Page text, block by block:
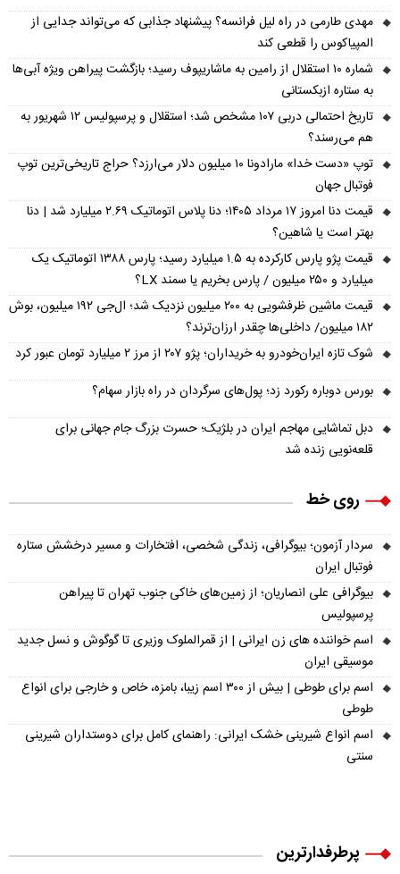
مهدی طارمی در راه لیل فرانسه؟ پیشنهاد جذابی که می‌تواند جدایی از
المپیاکوس را قطعی کند
شماره ۱۰ استقلال از رامین به ماشاریپوف رسید؛ بازگشت پیراهن ویژه آبی‌ها
به ستاره ازبکستانی
تاریخ احتمالی دربی ۱۰۷ مشخص شد؛ استقلال و پرسپولیس ۱۲ شهریور به
هم می‌رسند؟
توپ «دست خدا» مارادونا ۱۰ میلیون دلار می‌ارزد؟ حراج تاریخی‌ترین توپ
فوتبال جهان
قیمت دنا امروز ۱۷ مرداد ۱۴۰۵؛ دنا پلاس اتوماتیک ۲.۶۹ میلیارد شد | دنا
بهتر است یا شاهین؟
قیمت پژو پارس کارکرده به ۱.۵ میلیارد رسید؛ پارس ۱۳۸۸ اتوماتیک یک
میلیارد و ۲۵۰ میلیون / پارس بخریم یا سمند LX؟
قیمت ماشین ظرفشویی به ۲۰۰ میلیون نزدیک شد؛ ال‌جی ۱۹۲ میلیون، بوش
۱۸۲ میلیون/ داخلی‌ها چقدر ارزان‌ترند؟
شوک تازه ایران‌خودرو به خریداران؛ پژو ۲۰۷ از مرز ۲ میلیارد تومان عبور کرد
بورس دوباره رکورد زد؛ پول‌های سرگردان در راه بازار سهام؟
دبل تماشایی مهاجم ایران در بلژیک؛ حسرت بزرگ جام جهانی برای
قلعه‌نویی زنده شد
روی خط
سردار آزمون؛ بیوگرافی، زندگی شخصی، افتخارات و مسیر درخشش ستاره
فوتبال ایران
بیوگرافی علی انصاریان؛ از زمین‌های خاکی جنوب تهران تا پیراهن
پرسپولیس
اسم خواننده های زن ایرانی | از قمرالملوک وزیری تا گوگوش و نسل جدید
موسیقی ایران
اسم برای طوطی | بیش از ۳۰۰ اسم زیبا، بامزه، خاص و خارجی برای انواع
طوطی
اسم انواع شیرینی خشک ایرانی: راهنمای کامل برای دوستداران شیرینی
سنتی
پرطرفدارترین